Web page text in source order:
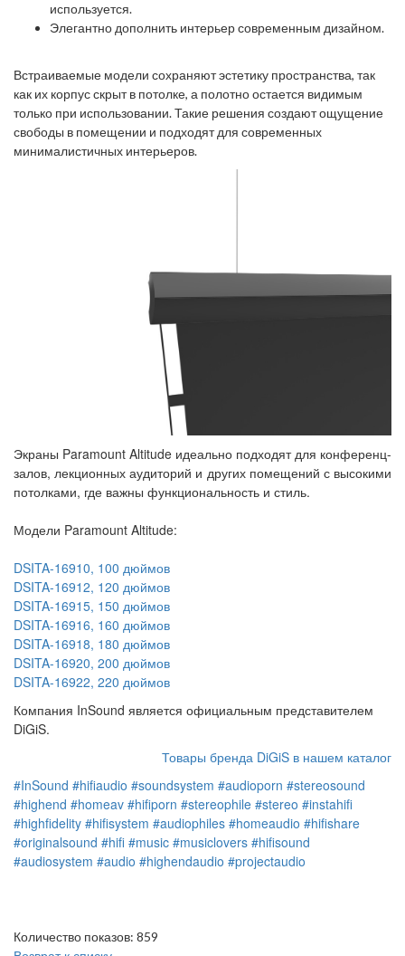
используется.
Элегантно дополнить интерьер современным дизайном.
Встраиваемые модели сохраняют эстетику пространства, так
как их корпус скрыт в потолке, а полотно остается видимым
только при использовании. Такие решения создают ощущение
свободы в помещении и подходят для современных
минималистичных интерьеров.
Экраны Paramount Altitude идеально подходят для конференц-
залов, лекционных аудиторий и других помещений с высокими
потолками, где важны функциональность и стиль.
Модели Paramount Altitude:
DSITA-16910, 100 дюймов
DSITA-16912, 120 дюймов
DSITA-16915, 150 дюймов
DSITA-16916, 160 дюймов
DSITA-16918, 180 дюймов
DSITA-16920, 200 дюймов
DSITA-16922, 220 дюймов
Компания InSound является официальным представителем
DiGiS.
Товары бренда DiGiS в нашем каталог
#InSound #hifiaudio #soundsystem #audioporn #stereosound
#highend #homeav #hifiporn #stereophile #stereo #instahifi
#highfidelity #hifisystem #audiophiles #homeaudio #hifishare
#originalsound #hifi #music #musiclovers #hifisound
#audiosystem #audio #highendaudio #projectaudio
Количество показов: 859